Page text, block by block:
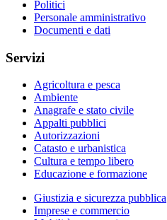
Politici
Personale amministrativo
Documenti e dati
Servizi
Agricoltura e pesca
Ambiente
Anagrafe e stato civile
Appalti pubblici
Autorizzazioni
Catasto e urbanistica
Cultura e tempo libero
Educazione e formazione
Giustizia e sicurezza pubblica
Imprese e commercio